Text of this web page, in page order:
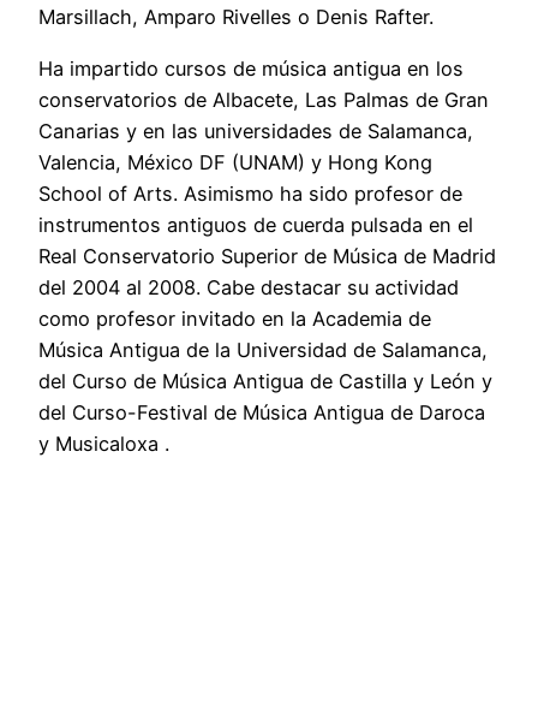
Marsillach, Amparo Rivelles o Denis Rafter.
Ha impartido cursos de música antigua en los
conservatorios de Albacete, Las Palmas de Gran
Canarias y en las universidades de Salamanca,
Valencia, México DF (UNAM) y Hong Kong
School of Arts. Asimismo ha sido profesor de
instrumentos antiguos de cuerda pulsada en el
Real Conservatorio Superior de Música de Madrid
del 2004 al 2008. Cabe destacar su actividad
como profesor invitado en la Academia de
Música Antigua de la Universidad de Salamanca,
del Curso de Música Antigua de Castilla y León y
del Curso-Festival de Música Antigua de Daroca
y Musicaloxa .